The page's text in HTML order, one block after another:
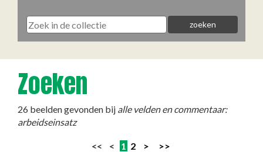
Zoeken
26 beelden gevonden bij alle velden en commentaar:
arbeidseinsatz
<< < 1 2 > >>